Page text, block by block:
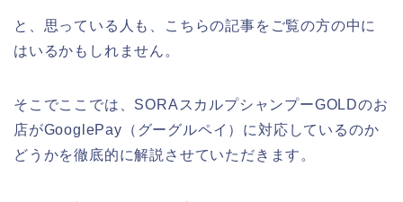
と、思っている人も、こちらの記事をご覧の方の中に
はいるかもしれません。
そこでここでは、SORAスカルプシャンプーGOLDのお
店がGooglePay（グーグルペイ）に対応しているのか
どうかを徹底的に解説させていただきます。